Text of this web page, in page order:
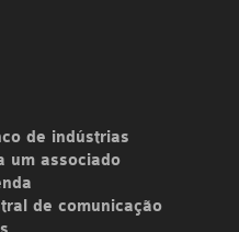
de indústrias
um associado
de comunicação